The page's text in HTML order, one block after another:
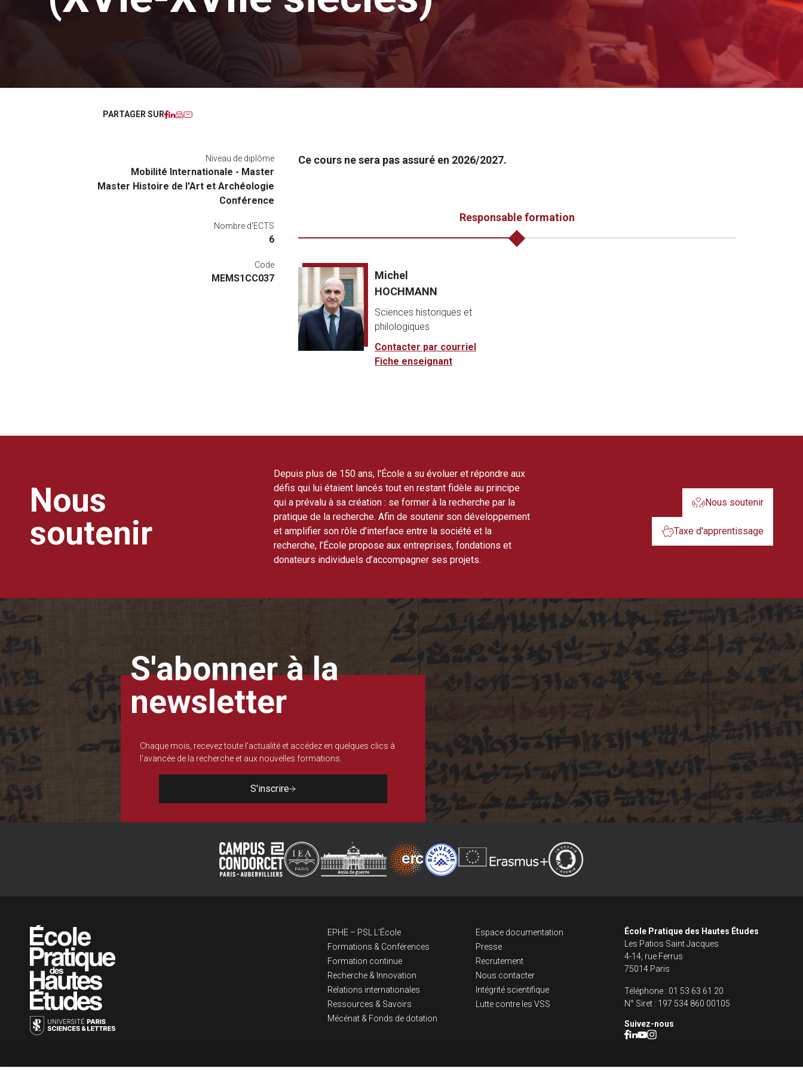
PARTAGER SUR Facebook
LinkedIn
Imprimer
Niveau de diplôme
Mobilité Internationale - Master
Master Histoire de l'Art et Archéologie
Conférence
Nombre d'ECTS
6
Code
MEMS1CC037
Ce cours ne sera pas assuré en 2026/2027.
Responsable formation
Michel
HOCHMANN
Sciences historiques et
philologiques
Contacter par courriel
Fiche enseignant
Nous
soutenir
Depuis plus de 150 ans, l'École a su évoluer et répondre aux
défis qui lui étaient lancés tout en restant fidèle au principe
qui a prévalu à sa création : se former à la recherche par la
pratique de la recherche. Afin de soutenir son développement
et amplifier son rôle d'interface entre la société et la
recherche, l’École propose aux entreprises, fondations et
donateurs individuels d’accompagner ses projets.
Nous soutenir
Taxe d'apprentissage
S'abonner à la
newsletter
Chaque mois, recevez toute l'actualité et accédez en quelques clics à
l'avancée de la recherche et aux nouvelles formations.
S'inscrire
Navigation principale dans le
EPHE – PSL L’École
Formations & Conférences
Formation continue
Recherche & Innovation
Relations internationales
Ressources & Savoirs
Mécénat & Fonds de dotation
Liens footer
Espace documentation
Presse
Recrutement
Nous contacter
Intégrité scientifique
Lutte contre les VSS
École Pratique des Hautes Études
Les Patios Saint Jacques
4-14, rue Ferrus
75014 Paris
Téléphone : 01 53 63 61 20
N° Siret : 197 534 860 00105
Suivez-nous